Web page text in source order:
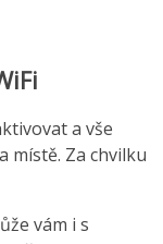
a vše
místě. Za chvilku
vám i s